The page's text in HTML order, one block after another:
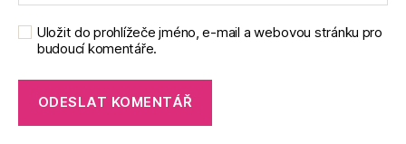
Uložit do prohlížeče jméno, e-mail a webovou stránku pro
budoucí komentáře.